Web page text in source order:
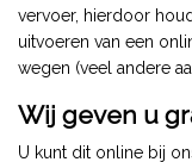
vervoer, hierdoor
uitvoeren van een
wegen (veel andere
Wij geven u
U kunt dit online bij